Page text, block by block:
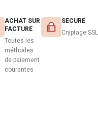
ACHAT SUR
FACTURE
Toutes les
méthodes
de paiement
courantes
SECURE
Cryptage SSL